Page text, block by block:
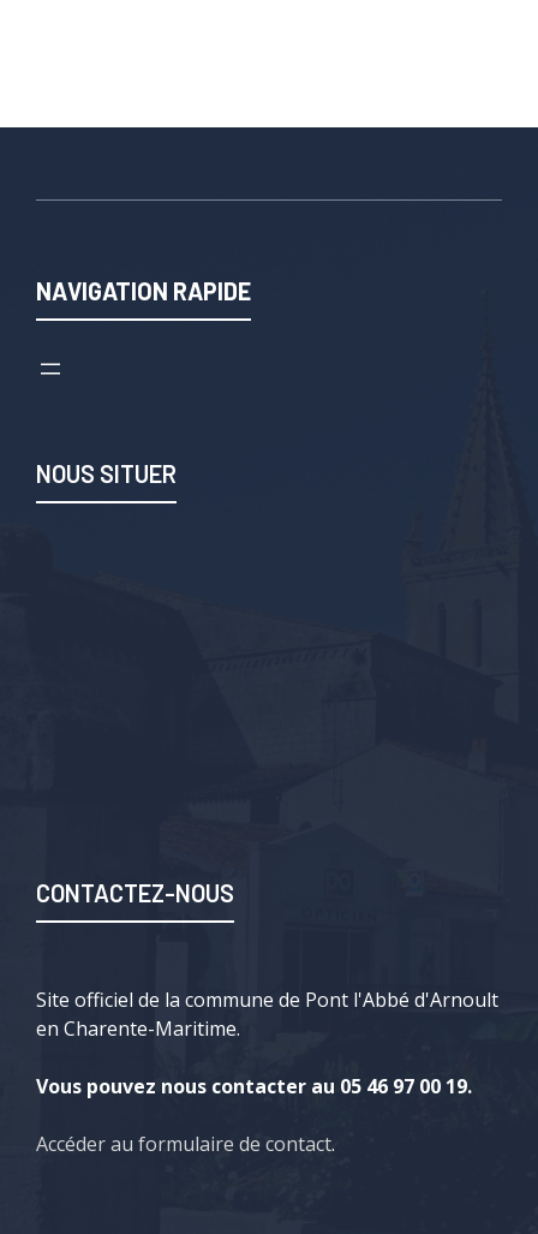
NAVIGATION RAPIDE
NOUS SITUER
CONTACTEZ-NOUS
Site officiel de la commune de Pont l'Abbé d'Arnoult
en Charente-Maritime.
Vous pouvez nous contacter au 05 46 97 00 19.
Accéder au formulaire de contact.